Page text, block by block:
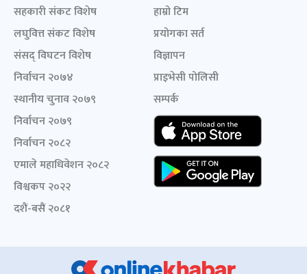
सहकारी संकट विशेष
लघुवित्त संकट विशेष
संसद् विघटन विशेष
निर्वाचन २०७४
स्थानीय चुनाव २०७९
निर्वाचन २०७९
निर्वाचन २०८२
एमाले महाधिवेशन २०८२
विश्वकप २०२२
दशैं-बसैं २०८१
हाम्रो टिम
प्रयोगका सर्त
विज्ञापन
प्राइभेसी पोलिसी
सम्पर्क